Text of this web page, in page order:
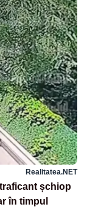
Realitatea.NET
șchiop
în timpul